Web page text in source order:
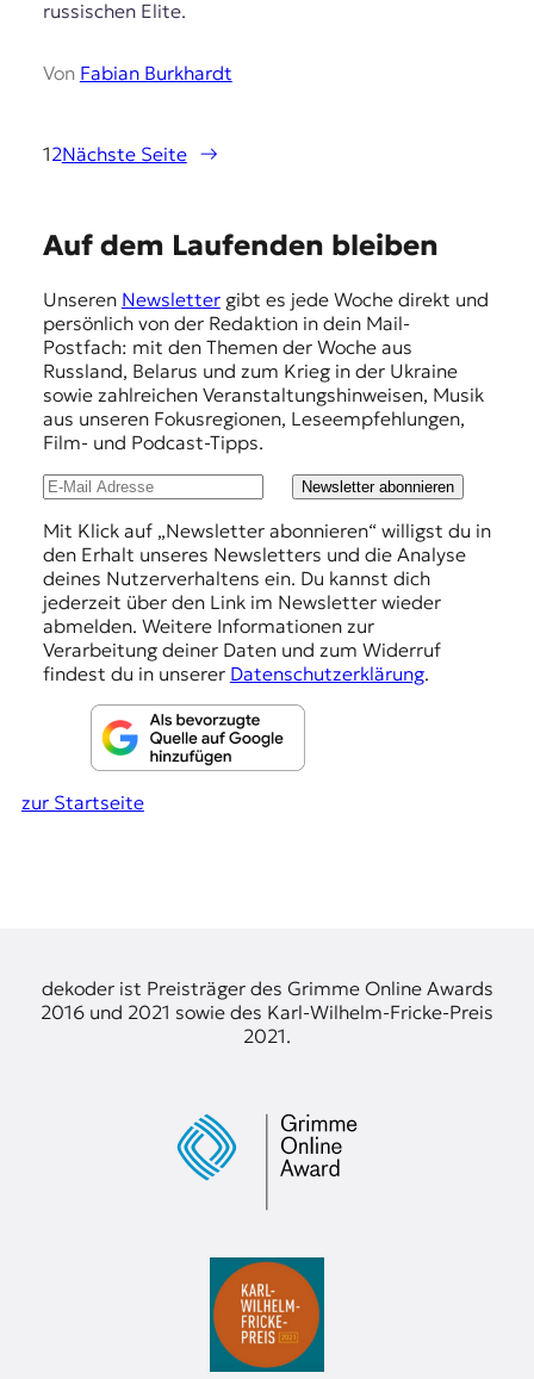
russischen Elite.
Von Fabian Burkhardt
12Nächste Seite →
Auf dem Laufenden bleiben
Unseren Newslettergibt es jede Woche direkt und
persönlich von der Redaktion in dein Mail-
Postfach: mit den Themen der Woche aus
Russland, Belarus und zum Krieg in der Ukraine
sowie zahlreichen Veranstaltungshinweisen, Musik
aus unseren Fokusregionen, Leseempfehlungen,
Film- und Podcast-Tipps.
Newsletter abonnieren
Mit Klick auf „Newsletter abonnieren“ willigst du in
den Erhalt unseres Newsletters und die Analyse
deines Nutzerverhaltens ein. Du kannst dich
jederzeit über den Link im Newsletter wieder
abmelden. Weitere Informationen zur
Verarbeitung deiner Daten und zum Widerruf
findest du in unserer Datenschutzerklärung.
zur Startseite
dekoder ist Preisträger des Grimme Online Awards
2016 und 2021 sowie des Karl-Wilhelm-Fricke-Preis
2021.